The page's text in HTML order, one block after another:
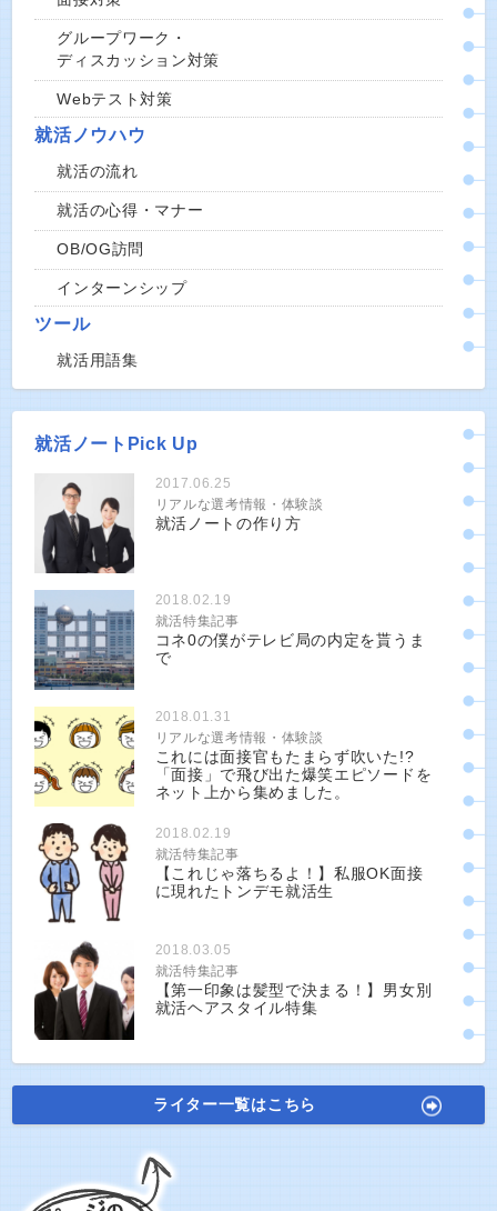
グループワーク・
ディスカッション対策
Webテスト対策
就活ノウハウ
就活の流れ
就活の心得・マナー
OB/OG訪問
インターンシップ
ツール
就活用語集
就活ノートPick Up
2017.06.25
リアルな選考情報・体験談
就活ノートの作り方
2018.02.19
就活特集記事
コネ0の僕がテレビ局の内定を貰うま
で
2018.01.31
リアルな選考情報・体験談
これには面接官もたまらず吹いた!?
「面接」で飛び出た爆笑エピソードを
ネット上から集めました。
2018.02.19
就活特集記事
【これじゃ落ちるよ！】私服OK面接
に現れたトンデモ就活生
2018.03.05
就活特集記事
【第一印象は髪型で決まる！】男女別
就活ヘアスタイル特集
ライター一覧はこちら